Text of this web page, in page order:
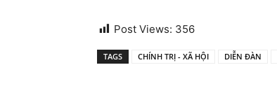
Post Views: 356
TAGS CHÍNH TRỊ - XÃ HỘI DIỄN ĐÀN